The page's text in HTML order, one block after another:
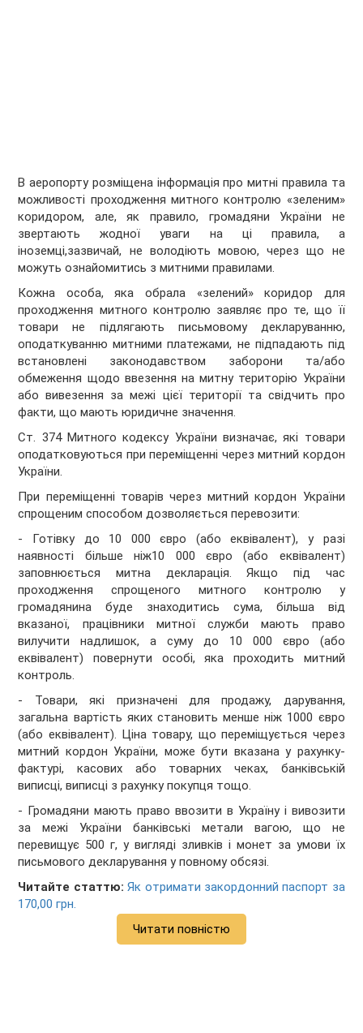
В аеропорту розміщена інформація про митні правила та
можливості проходження митного контролю «зеленим»
коридором, але, як правило, громадяни України не
звертають жодної уваги на ці правила, а
іноземці,зазвичай, не володіють мовою, через що не
можуть ознайомитись з митними правилами.
Кожна особа, яка обрала «зелений» коридор для
проходження митного контролю заявляє про те, що її
товари не підлягають письмовому декларуванню,
оподаткуванню митними платежами, не підпадають під
встановлені законодавством заборони та/або
обмеження щодо ввезення на митну територію України
або вивезення за межі цієї території та свідчить про
факти, що мають юридичне значення.
Ст. 374 Митного кодексу України визначає, які товари
оподатковуються при переміщенні через митний кордон
України.
При переміщенні товарів через митний кордон України
спрощеним способом дозволяється перевозити:
- Готівку до 10 000 євро (або еквівалент), у разі
наявності більше ніж10 000 євро (або еквівалент)
заповнюється митна декларація. Якщо під час
проходження спрощеного митного контролю у
громадянина буде знаходитись сума, більша від
вказаної, працівники митної служби мають право
вилучити надлишок, а суму до 10 000 євро (або
еквівалент) повернути особі, яка проходить митний
контроль.
- Товари, які призначені для продажу, дарування,
загальна вартість яких становить менше ніж 1000 євро
(або еквівалент). Ціна товару, що переміщується через
митний кордон України, може бути вказана у рахунку-
фактурі, касових або товарних чеках, банківській
виписці, виписці з рахунку покупця тощо.
- Громадяни мають право ввозити в Україну і вивозити
за межі України банківські метали вагою, що не
перевищує 500 г, у вигляді зливків і монет за умови їх
письмового декларування у повному обсязі.
Читайте статтю:Як отримати закордонний паспорт за
170,00 грн.
Читати повністю